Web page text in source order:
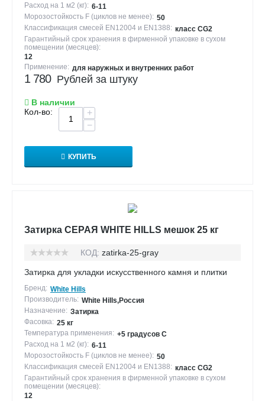
Расход на 1 м2 (кг): 6-11
Морозостойкость F (циклов не менее): 50
Классификация смесей EN12004 и EN1388: класс CG2
Гарантийный срок хранения в фирменной упаковке в сухом
помещении (месяцев):
12
Применение: для наружных и внутренних работ
1 780 Рублей за штуку
В наличии
Кол-во:
+
−
КУПИТЬ
Затирка СЕРАЯ WHITE HILLS мешок 25 кг
КОД: zatirka-25-gray
Затирка для укладки искусственного камня и плитки
Бренд: White Hills
Производитель: White Hills,Россия
Назначение: Затирка
Фасовка: 25 кг
Температура применения: +5 градусов С
Расход на 1 м2 (кг): 6-11
Морозостойкость F (циклов не менее): 50
Классификация смесей EN12004 и EN1388: класс CG2
Гарантийный срок хранения в фирменной упаковке в сухом
помещении (месяцев):
12